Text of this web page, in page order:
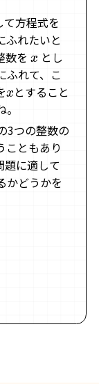
て方程式を
ふれたいと
数を x とし
ふれて、こ
x とすること
3つの整数の
こともあり
題に適して
かどうかを